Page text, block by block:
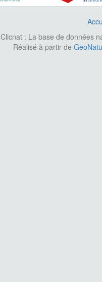
Clicnat : La base de données
Réalisé à partir de